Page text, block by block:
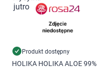
Produkt dostępny
HOLIKA HOLIKA ALOE 99%